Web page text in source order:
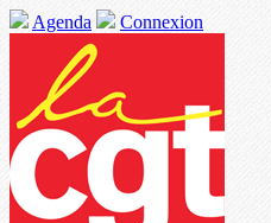
Agenda Connexion